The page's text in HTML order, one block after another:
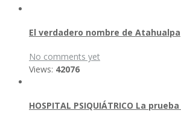
El verdadero nombre de Atahualpa
No comments yet
Views: 42076
HOSPITAL PSIQUIÁTRICO La